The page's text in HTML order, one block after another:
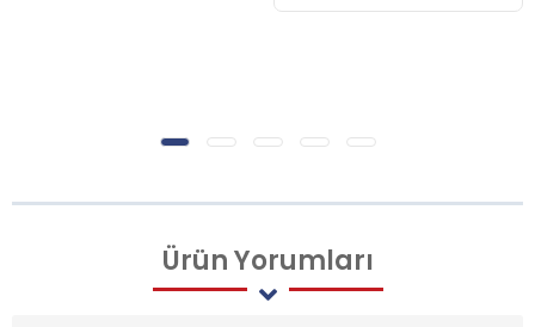
ÜrünYorumları